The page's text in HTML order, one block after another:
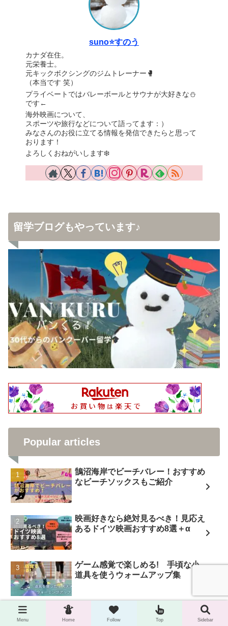
suno⭐️すのう
カナダ在住。
元栄養士。
元キックボクシングのジムトレーナー🥊
（本当です 笑）
プライベートではバレーボールとサウナが大好きな⛄️
です←
海外映画について、
スポーツや旅行などについて語ってます：）
みなさんのお役に立てる情報を発信できたらと思って
おります！
よろしくおねがいします❄️
留学ブログもやっています♪
Popular articles
鵠沼海岸でビーチバレー！おすすめ
なビーチソックスもご紹介
映画好きなら絶対見るべき！見応え
あるドイツ映画おすすめ8選＋α
ゲーム感覚で楽しめる! 手頃な小
道具を使うウォームアップ集
千代田区スポーツセンターの個人開
放バレーボールへ。雰囲気、楽しみ
Menu Home Follow Top Sidebar